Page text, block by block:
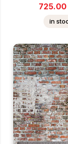
725.00
in